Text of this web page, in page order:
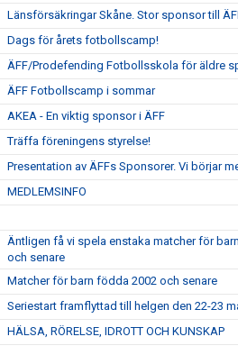
Länsförsäkringar Skåne. Stor sponsor till
Dags för årets fotbollscamp!
ÄFF/Prodefending Fotbollsskola för äldre
ÄFF Fotbollscamp i sommar
AKEA - En viktig sponsor i ÄFF
Träffa föreningens styrelse!
Presentation av ÄFFs Sponsorer. Vi börjar
MEDLEMSINFO
Äntligen få vi spela enstaka matcher för
och senare
Matcher för barn födda 2002 och senare
Seriestart framflyttad till helgen den 22-23
HÄLSA, RÖRELSE, IDROTT OCH KUNSKAP